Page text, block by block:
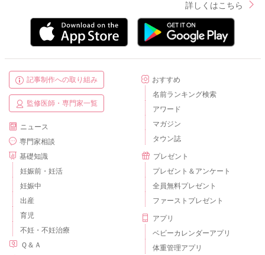
詳しくはこちら
記事制作への取り組み
監修医師・専門家一覧
ニュース
専門家相談
基礎知識
妊娠前・妊活
妊娠中
出産
育児
不妊・不妊治療
Ｑ＆Ａ
おすすめ
名前ランキング検索
アワード
マガジン
タウン誌
プレゼント
プレゼント＆アンケート
全員無料プレゼント
ファーストプレゼント
アプリ
ベビーカレンダーアプリ
体重管理アプリ